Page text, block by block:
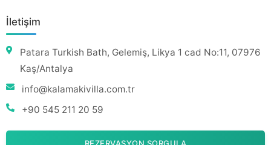
İletişim
Patara Turkish Bath, Gelemiş, Likya 1 cad No:11, 07976
Kaş/Antalya
info@kalamakivilla.com.tr
+90 545 211 20 59
REZERVASYON SORGULA